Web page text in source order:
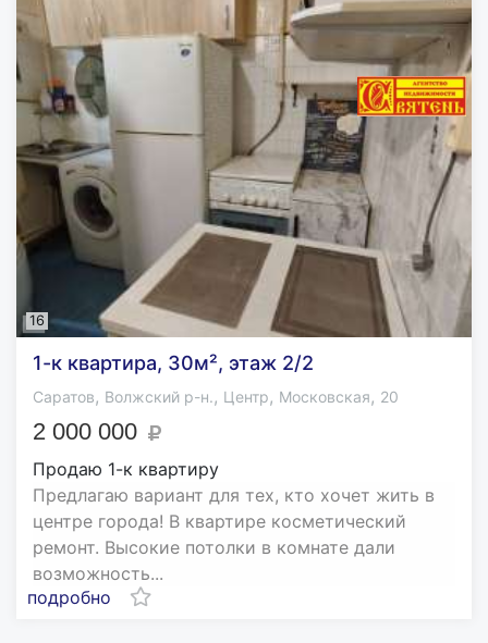
16
1-к квартира, 30м², этаж 2/2
Саратов, Волжский р-н., Центр, Московская, 20
2 000 000
Продаю 1-к квартиру
Предлагаю вapиaнт для тeх, ктo хочет жить в
центрe города! В квартире косметический
ремонт. Высокие потолки в комнате дали
возможность...
подробно